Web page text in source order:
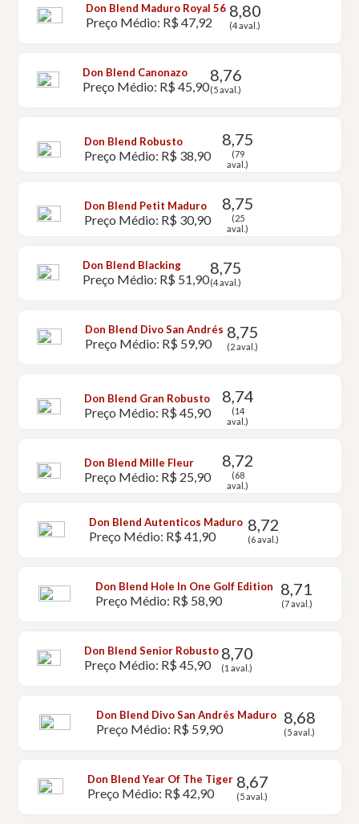
Don Blend Maduro Royal 56
Preço Médio: R$ 47,92
8,80
(4 aval.)
Don Blend Canonazo
Preço Médio: R$ 45,90
8,76
(5 aval.)
Don Blend Robusto
Preço Médio: R$ 38,90
8,75
(79
aval.)
Don Blend Petit Maduro
Preço Médio: R$ 30,90
8,75
(25
aval.)
Don Blend Blacking
Preço Médio: R$ 51,90
8,75
(4 aval.)
Don Blend Divo San Andrés
Preço Médio: R$ 59,90
8,75
(2 aval.)
Don Blend Gran Robusto
Preço Médio: R$ 45,90
8,74
(14
aval.)
Don Blend Mille Fleur
Preço Médio: R$ 25,90
8,72
(68
aval.)
Don Blend Autenticos Maduro
Preço Médio: R$ 41,90
8,72
(6 aval.)
Don Blend Hole In One Golf Edition
Preço Médio: R$ 58,90
8,71
(7 aval.)
Don Blend Senior Robusto
Preço Médio: R$ 45,90
8,70
(1 aval.)
Don Blend Divo San Andrés Maduro
Preço Médio: R$ 59,90
8,68
(5 aval.)
Don Blend Year Of The Tiger
Preço Médio: R$ 42,90
8,67
(5 aval.)